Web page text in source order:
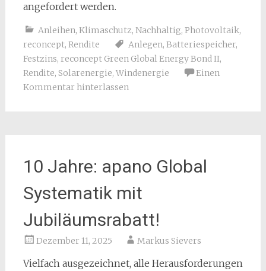
angefordert werden.
Anleihen, Klimaschutz, Nachhaltig, Photovoltaik,
reconcept, Rendite Anlegen, Batteriespeicher,
Festzins, reconcept Green Global Energy Bond II,
Rendite, Solarenergie, Windenergie
Einen
Kommentar hinterlassen
10 Jahre: apano Global
Systematik mit
Jubiläumsrabatt!
Dezember 11, 2025 Markus Sievers
Vielfach ausgezeichnet, alle Herausforderungen